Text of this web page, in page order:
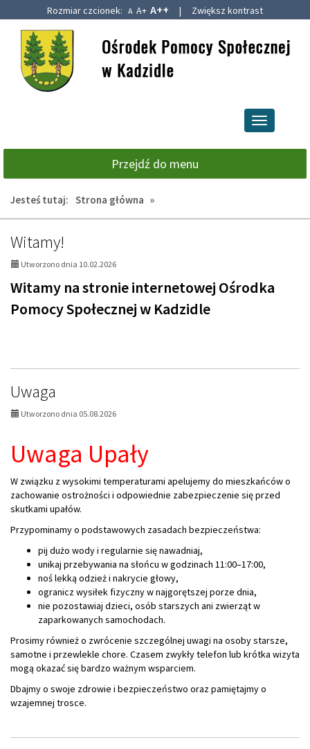
głównej
treści
wyszukiwarki
Rozmiar czcionek: A A+ A++ | Zwiększ kontrast
Przełącz
nawigację
Przejdź do menu
Jesteś tutaj: Strona główna »
AKTUALNOŚCI,
strona
1:
Witamy!
Utworzono dnia 10.02.2026
Witamy na stronie internetowej Ośrodka
Pomocy Społecznej w Kadzidle
Uwaga
Utworzono dnia 05.08.2026
Uwaga Upały
W związku z wysokimi temperaturami apelujemy do mieszkańców o
zachowanie ostrożności i odpowiednie zabezpieczenie się przed
skutkami upałów.
Przypominamy o podstawowych zasadach bezpieczeństwa:
pij dużo wody i regularnie się nawadniaj,
unikaj przebywania na słońcu w godzinach 11:00–17:00,
noś lekką odzież i nakrycie głowy,
ogranicz wysiłek fizyczny w najgorętszej porze dnia,
nie pozostawiaj dzieci, osób starszych ani zwierząt w
zaparkowanych samochodach.
Prosimy również o zwrócenie szczególnej uwagi na osoby starsze,
samotne i przewlekle chore. Czasem zwykły telefon lub krótka wizyta
mogą okazać się bardzo ważnym wsparciem.
Dbajmy o swoje zdrowie i bezpieczeństwo oraz pamiętajmy o
wzajemnej trosce.